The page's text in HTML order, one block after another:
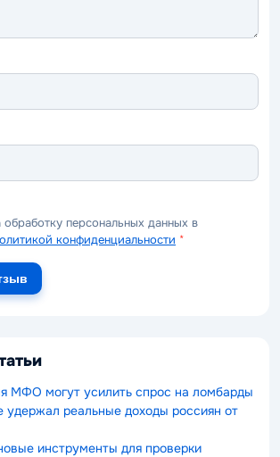
обработку персональных данных в
конфиденциальности *
МФО могут усилить спрос на ломбарды
удержал реальные доходы россиян от
инструменты для проверки